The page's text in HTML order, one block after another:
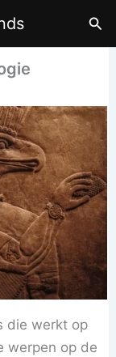
die werkt op
werpen op de